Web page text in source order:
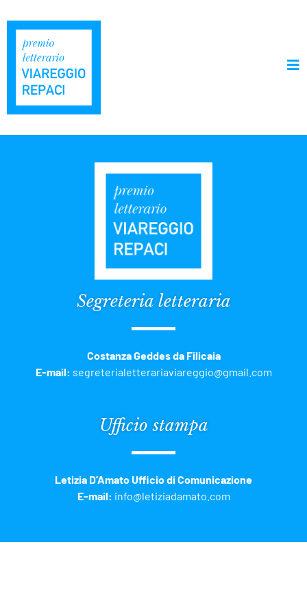
Segreteria letteraria
Costanza Geddes da Filicaia
E-mail: segreterialetterariaviareggio@gmail.com
Ufficio stampa
Letizia D’Amato Ufficio di Comunicazione
E-mail: info@letiziadamato.com